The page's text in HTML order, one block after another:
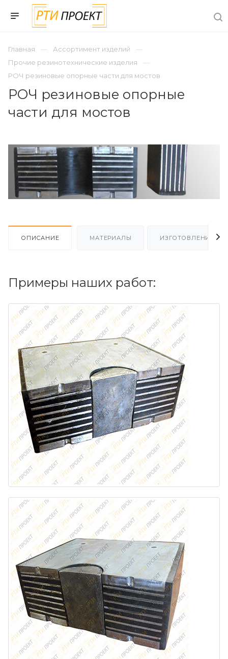
Главная
Ассортимент изделий
Прочие резинотехнические изделия
РОЧ резиновые опорные части для мостов
РОЧ резиновые опорные
части для мостов
ОПИСАНИЕ МАТЕРИАЛЫ ИЗГОТОВЛЕНИЕ
Примеры наших работ: